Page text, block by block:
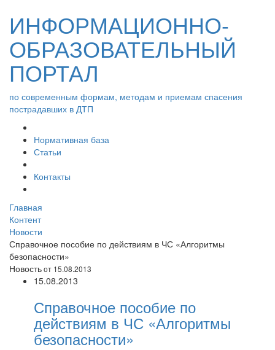
ИНФОРМАЦИОННО-
ОБРАЗОВАТЕЛЬНЫЙ
ПОРТАЛ
по современным формам, методам и приемам спасения
пострадавших в ДТП
Нормативная база
Статьи
Контакты
Главная
Контент
Новости
Справочное пособие по действиям в ЧС «Алгоритмы
безопасности»
Новостьот 15.08.2013
15.08.2013
Справочное пособие по
действиям в ЧС «Алгоритмы
безопасности»